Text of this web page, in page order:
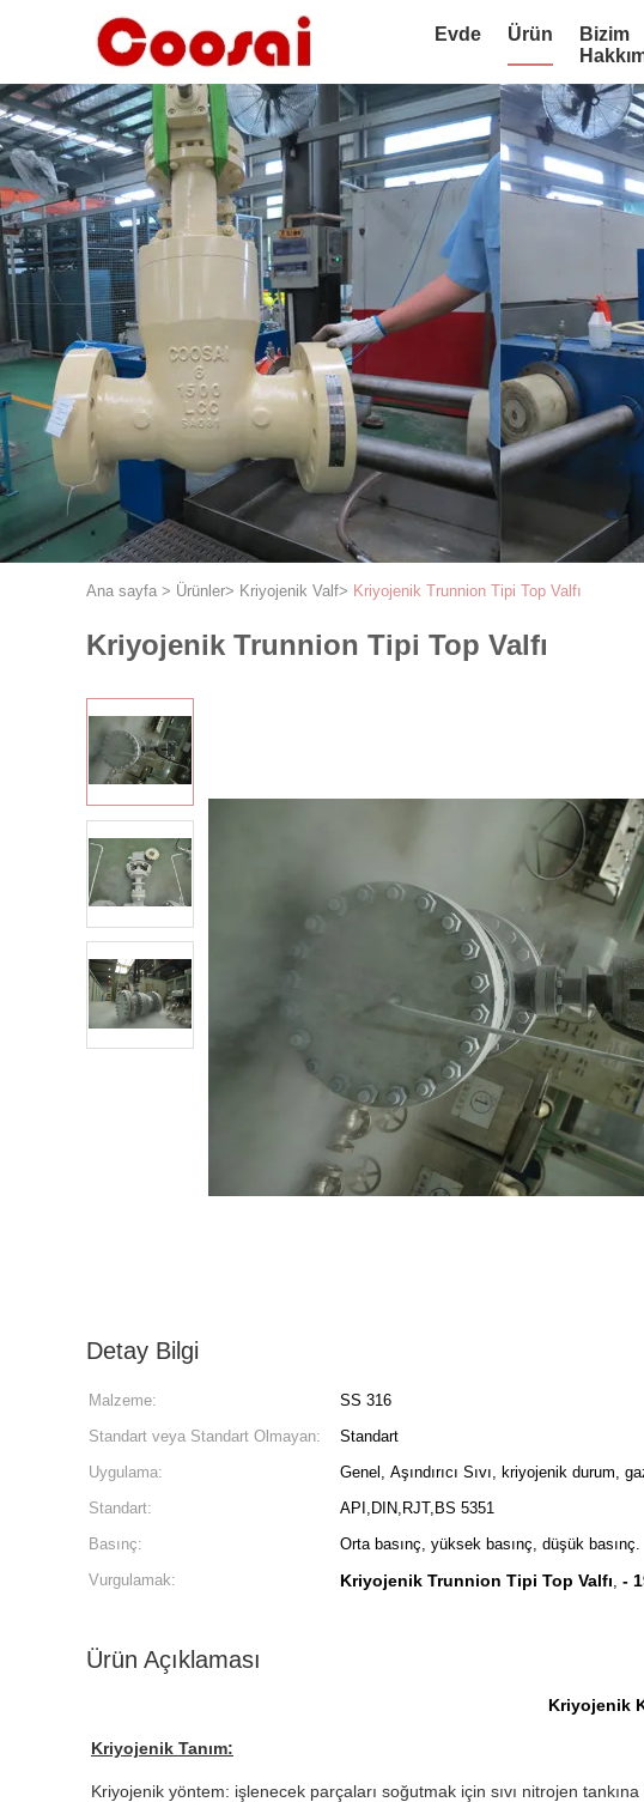
Evde Ürün
Bizim
Ana sayfa > Ürünler> Kriyojenik Valf> Kriyojenik Trunnion Tipi Top Valfı
Kriyojenik Trunnion Tipi Top Valfı
Detay Bilgi
Malzeme: SS 316
Standart veya Standart Olmayan:
Standart
Uygulama:
Genel, Aşındırıcı Sıvı, kriyojenik durum,
Standart:
API,DIN,RJT,BS 5351
Basınç:
Orta basınç, yüksek basınç, düşük basınç.
Vurgulamak:
Kriyojenik Trunnion Tipi Top Valfı, -
Ürün Açıklaması
Kriyojenik
Kriyojenik Tanım:
Kriyojenik yöntem: işlenecek parçaları soğutmak için sıvı nitrojen